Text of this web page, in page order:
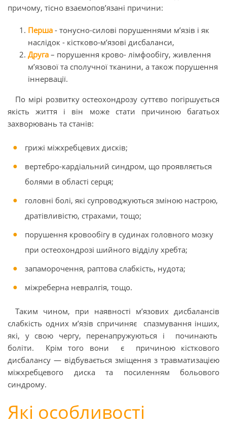
причому, тісно взаємопов’язані причини:
Перша - тонусно-силові порушеннями м’язів і як
наслідок - кістково-м’язові дисбаланси,
Друга – порушення крово- лімфообігу, живлення
м’язової та сполучної тканини, а також порушення
іннервації.
По мірі розвитку остеохондрозу суттєво погіршується
якість життя і він може стати причиною багатьох
захворювань та станів:
грижі міжхребцевих дисків;
вертебро-кардіальний синдром, що проявляється
болями в області серця;
головні болі, які супроводжуються зміною настрою,
дратівливістю, страхами, тощо;
порушення кровообігу в судинах головного мозку
при остеохондрозі шийного відділу хребта;
запаморочення, раптова слабкість, нудота;
міжреберна невралгія, тощо.
Таким чином, при наявності м’язових дисбалансів
слабкість одних м’язів спричиняє спазмування інших,
які, у свою чергу, перенапружуються і починають
боліти. Крім того вони є причиною кісткового
дисбалансу — відбувається зміщення з травматизацією
міжхребцевого диска та посиленням больового
синдрому.
Які особливості